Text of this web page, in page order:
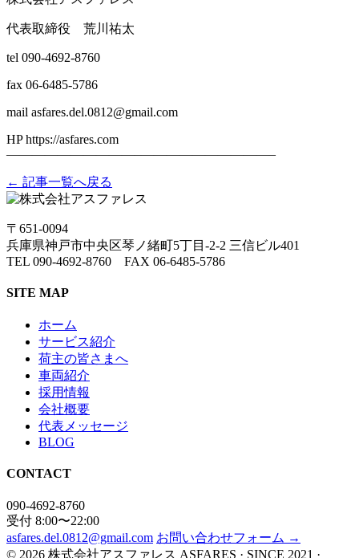
代表取締役 荒川祐太
tel 090-4692-8760
fax 06-6485-5786
mail asfares.del.0812@gmail.com
HP https://asfares.com
——————————–——————————–
← 記事一覧へ戻る
〒651-0094
兵庫県神戸市中央区琴ノ緒町5丁目-2-2 三信ビル401
TEL 090-4692-8760 FAX 06-6485-5786
SITE MAP
ホーム
サービス紹介
荷主の皆さまへ
車両紹介
採用情報
会社概要
代表メッセージ
BLOG
CONTACT
090-4692-8760
受付 8:00〜22:00
asfares.del.0812@gmail.com お問い合わせフォーム →
© 2026 株式会社アスファレス ASFARES · SINCE 2021 ·